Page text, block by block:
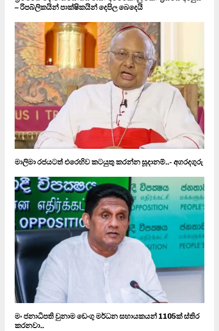
– රිපබ්ලිකයින් පාක්ෂිකයින් දෙපිල බෙදෙයි
මාලිමා රජයටත් එරෙහිව කටයුතු කරන්න සූදානම්..- අගරදගුරු
මං ජනාධිපති වුනාම ඩෙංගු මර්ධන සහායකයන් 1105ක් ස්තිර
කරනවා..